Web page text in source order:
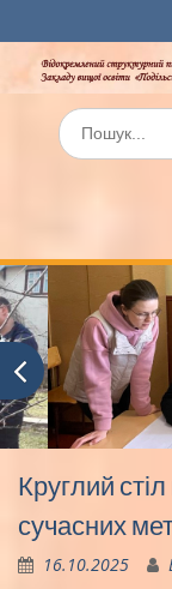
до
вмісту
Шукати:
Круглий
сучасних
16.10.2025